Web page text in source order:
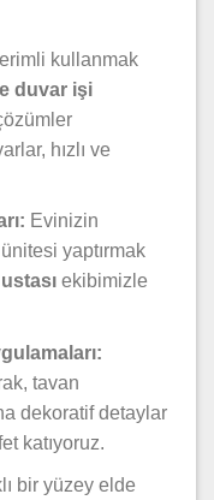
kullanmak
duvar işi
hızlı ve
Evinizin
yaptırmak
ekibimizle
tavan
dekoratif detaylar
katıyoruz.
bir yüzey elde